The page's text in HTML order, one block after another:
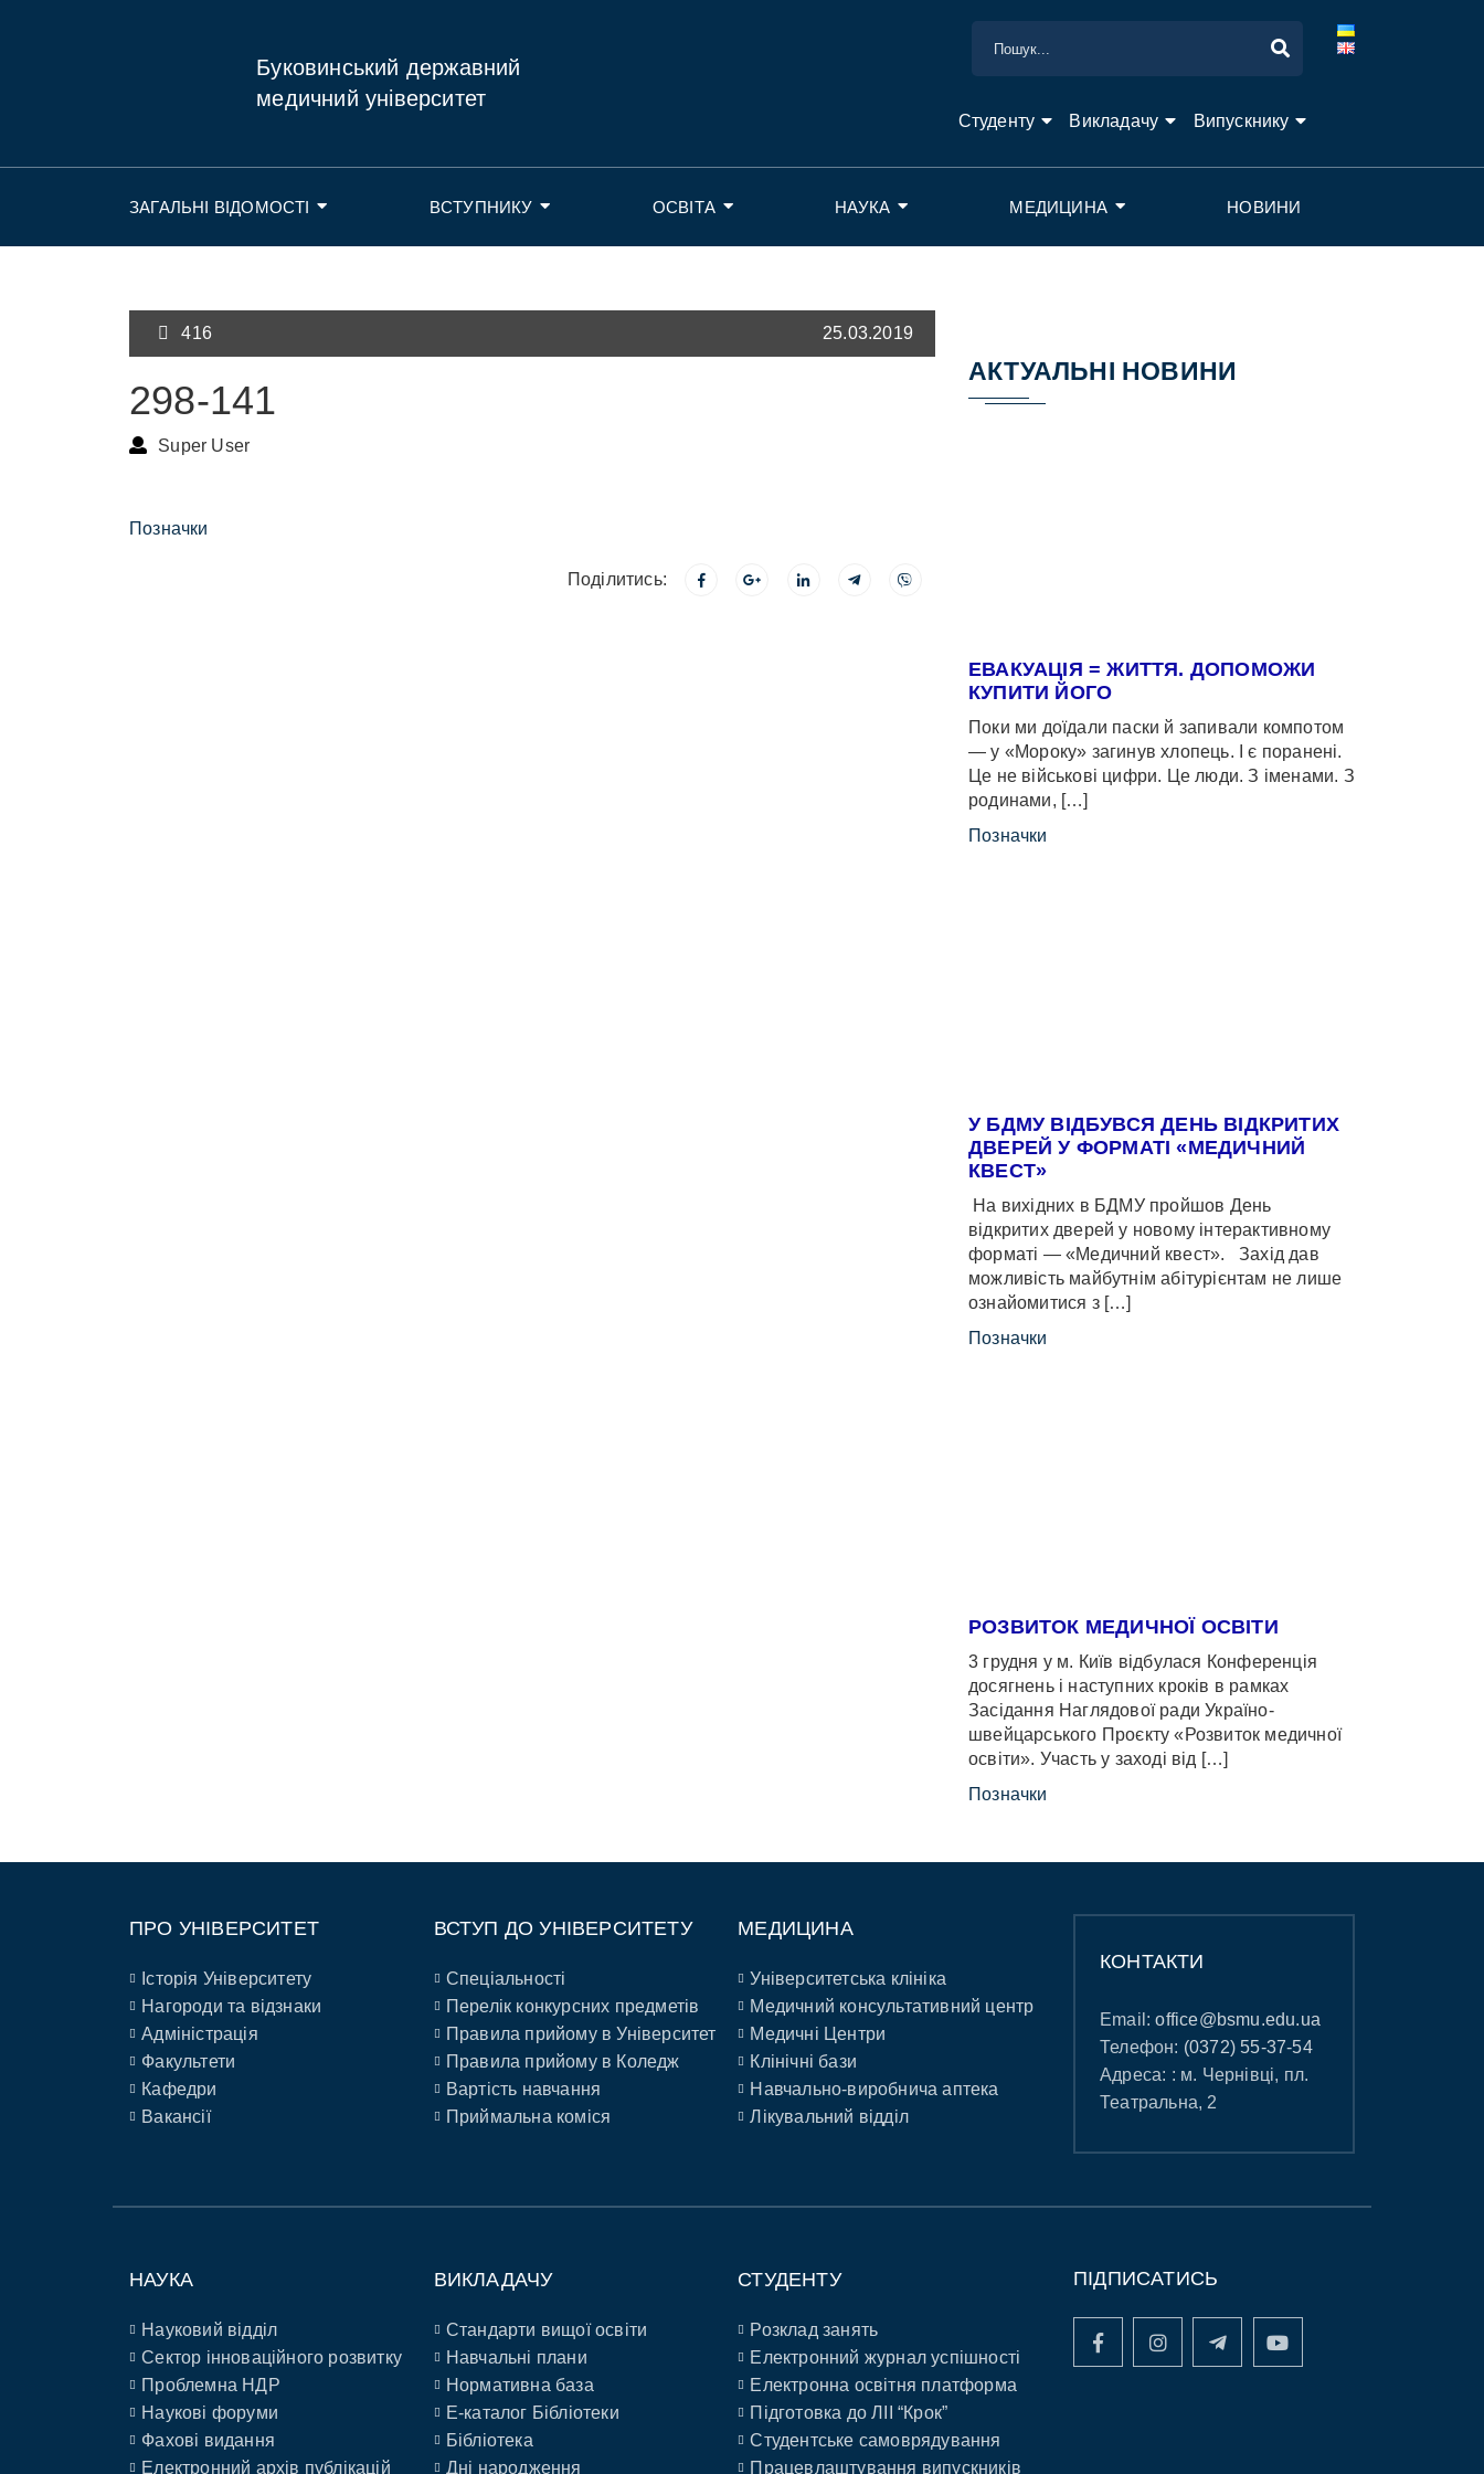
Буковинський державний
медичний університет
Студенту Викладачу Випускнику
ЗАГАЛЬНІ ВІДОМОСТІ ВСТУПНИКУ ОСВІТА НАУКА МЕДИЦИНА НОВИНИ
416 25.03.2019
298-141
Super User
Позначки
Поділитись:
АКТУАЛЬНІ НОВИНИ
ЕВАКУАЦІЯ = ЖИТТЯ. ДОПОМОЖИ
КУПИТИ ЙОГО
Поки ми доїдали паски й запивали компотом
— у «Мороку» загинув хлопець. І є поранені.
Це не військові цифри. Це люди. З іменами. З
родинами, […]
Позначки
У БДМУ ВІДБУВСЯ ДЕНЬ ВІДКРИТИХ
ДВЕРЕЙ У ФОРМАТІ «МЕДИЧНИЙ
КВЕСТ»
На вихідних в БДМУ пройшов День
відкритих дверей у новому інтерактивному
форматі — «Медичний квест». Захід дав
можливість майбутнім абітурієнтам не лише
ознайомитися з […]
Позначки
РОЗВИТОК МЕДИЧНОЇ ОСВІТИ
3 грудня у м. Київ відбулася Конференція
досягнень і наступних кроків в рамках
Засідання Наглядової ради Україно-
швейцарського Проєкту «Розвиток медичної
освіти». Участь у заході від […]
Позначки
ПРО УНІВЕРСИТЕТ
Історія Університету
Нагороди та відзнаки
Адміністрація
Факультети
Кафедри
Вакансії
ВСТУП ДО УНІВЕРСИТЕТУ
Спеціальності
Перелік конкурсних предметів
Правила прийому в Університет
Правила прийому в Коледж
Вартість навчання
Приймальна коміся
МЕДИЦИНА
Університетська клініка
Медичний консультативний центр
Медичні Центри
Клінічні бази
Навчально-виробнича аптека
Лікувальний відділ
КОНТАКТИ
Email:office@bsmu.edu.ua
Телефон: (0372) 55-37-54
Адреса: : м. Чернівці, пл.
Театральна, 2
НАУКА
Науковий відділ
Сектор інноваційного розвитку
Проблемна НДР
Наукові форуми
Фахові видання
Електронний архів публікацій
ВИКЛАДАЧУ
Стандарти вищої освіти
Навчальні плани
Нормативна база
E-каталог Бібліотеки
Бібліотека
Дні народження
СТУДЕНТУ
Розклад занять
Електронний журнал успішності
Електронна освітня платформа
Підготовка до ЛІІ “Крок”
Студентське самоврядування
Працевлаштування випускників
ПІДПИСАТИСЬ